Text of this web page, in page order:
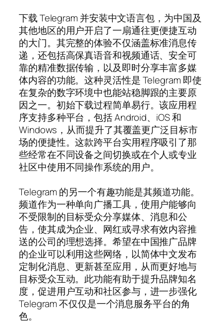
下载 Telegram 并安装中文语言包，为中国及
其他地区的用户开启了一扇通往更便捷互动
的大门。其完整的体验不仅涵盖标准消息传
递，还包括高保真语音和视频通话、安全可
靠的精准数据传输，以及即时分享丰富多媒
体内容的功能。这种灵活性是 Telegram 即使
在复杂的数字环境中也能站稳脚跟的主要原
因之一。初始下载过程简单易行。该应用程
序支持多种平台，包括 Android、iOS 和
Windows，从而提升了其覆盖更广泛目标市
场的便捷性。这款跨平台实用程序吸引了那
些经常在不同设备之间切换或在个人或专业
社区中使用不同操作系统的用户。
Telegram 的另一个有趣功能是其频道功能。
频道作为一种单向广播工具，使用户能够向
不受限制的目标受众分享媒体、消息和公
告，使其成为企业、网红或寻求有效内容推
送的公司的理想选择。希望在中国推广品牌
的企业可以利用这些网络，以简体中文发布
定制化消息、更新甚至应用，从而更好地与
目标受众互动。此功能有助于提升品牌知名
度，促进用户互动和社区参与，进一步强化
Telegram 不仅仅是一个消息服务平台的角
色。